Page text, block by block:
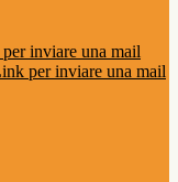
inviare una mail
per inviare una mail